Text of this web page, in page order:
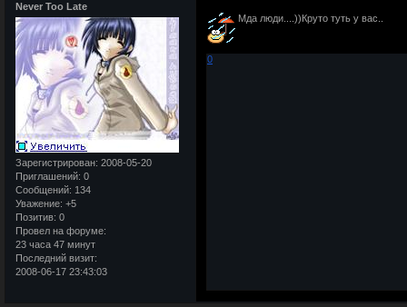
Never Too Late
Зарегистрирован: 2008-05-20
Приглашений: 0
Сообщений: 134
Уважение: +5
Позитив: 0
Провел на форуме:
23 часа 47 минут
Последний визит:
2008-06-17 23:43:03
Мда люди....))Круто туть у вас..
0